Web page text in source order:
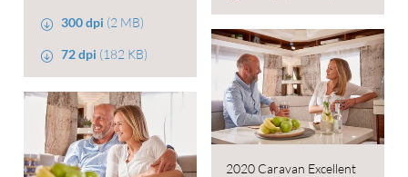
300 dpi (2 MB)
72 dpi (182 KB)
2020 Caravan Excellent